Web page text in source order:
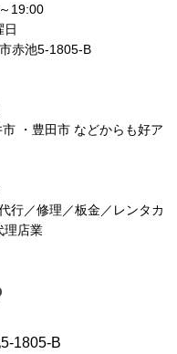
19:00
日
赤池5-1805-B
市 ・ 豊田市 などからも好ア
行／修理／板金／レンタカ
理店業
1805-B